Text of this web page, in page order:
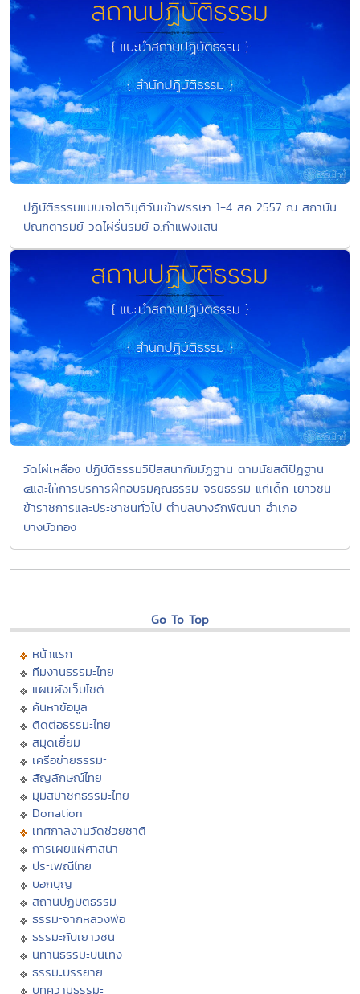
ปฏิบัติธรรมแบบเจโตวิมุติวันเข้าพรรษา 1-4 สค 2557 ณ สถาบัน
ปัณฑิตารมย์ วัดไผ่รื่นรมย์ อ.กำแพงแสน
วัดไผ่เหลือง ปฏิบัติธรรมวิปัสสนากัมมัฏฐาน ตามนัยสติปัฎฐาน
๔และให้การบริการฝึกอบรมคุณธรรม จริยธรรม แก่เด็ก เยาวชน
ข้าราชการและประชาชนทั่วไป ตำบลบางรักพัฒนา อำเภอ
บางบัวทอง
Go To Top
หน้าแรก
ทีมงานธรรมะไทย
แผนผังเว็บไซต์
ค้นหาข้อมูล
ติดต่อธรรมะไทย
สมุดเยี่ยม
เครือข่ายธรรมะ
สัญลักษณ์ไทย
มุมสมาชิกธรรมะไทย
Donation
เทศกาลงานวัดช่วยชาติ
การเผยแผ่ศาสนา
ประเพณีไทย
บอกบุญ
สถานปฏิบัติธรรม
ธรรมะจากหลวงพ่อ
ธรรมะกับเยาวชน
นิทานธรรมะบันเทิง
ธรรมะบรรยาย
บทความธรรมะ